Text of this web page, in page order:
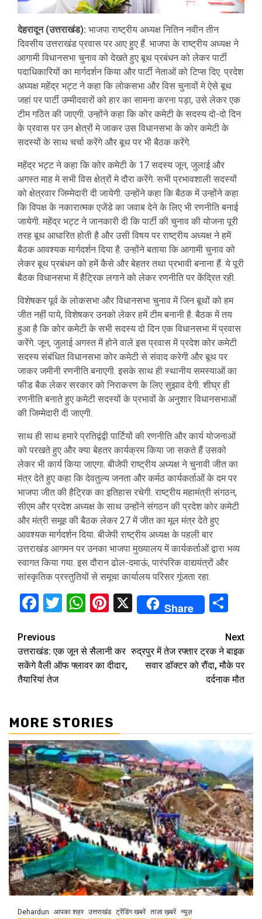
​देहरादून (उत्तराखंड): भाजपा राष्ट्रीय अध्यक्ष नितिन नवीन तीन
दिवसीय उत्तराखंड प्रवास पर आए हुए हैं. भाजपा के राष्ट्रीय अध्यक्ष ने
आगामी विधानसभा चुनाव को देखते हुए बूथ प्रबंधन को लेकर पार्टी
पदाधिकारियों का मार्गदर्शन किया और पार्टी नेताओं को टिप्स दिए. प्रदेश
अध्यक्ष महेंद्र भट्ट ने कहा कि लोकसभा और विस चुनावों मे ऐसे बूथ
जहां पर पार्टी उम्मीदवारों को हार का सामना करना पड़ा, उसे लेकर एक
टीम गठित की जाएगी. उन्होंने कहा कि कोर कमेटी के सदस्य दो-दो दिन
के प्रवास पर उन क्षेत्रों मे जाकर उस विधानसभा के कोर कमेटी के
सदस्यों के साथ चर्चा करेंगे और बूथ पर भी बैठक करेंगे.
महेंद्र भट्ट ने कहा कि कोर कमेटी के 17 सदस्य जून, जुलाई और
अगस्त माह मे सभी विस क्षेत्रों मे दौरा करेंगे. सभी प्रभावशाली सदस्यों
को क्षेत्रवार जिम्मेदारी दी जायेगी. उन्होंने कहा कि बैठक में उन्होंने कहा
कि विपक्ष के नकारात्मक एजेंडे का जवाब देने के लिए भी रणनीति बनाई
जायेगी. महेंद्र भट्ट ने जानकारी दी कि पार्टी की चुनाव की योजना पूरी
तरह बूथ आधारित होती है और उसी विषय पर राष्ट्रीय अध्यक्ष ने हमें
बैठक आवश्यक मार्गदर्शन दिया है. उन्होंने बताया कि आगामी चुनाव को
लेकर बूथ प्रबंधन को हमें कैसे और बेहतर तथा प्रभावी बनाना हैं. ये पूरी
बैठक विधानसभा में हैट्रिक लगाने को लेकर रणनीति पर केंद्रित रही.
विशेषकर पूर्व के लोकसभा और विधानसभा चुनाव में जिन बूथों को हम
जीत नहीं पाये, विशेषकर उनको लेकर हमें टीम बनानी है. बैठक में तय
हुआ है कि कोर कमेटी के सभी सदस्य दो दिन एक विधानसभा में प्रवास
करेंगे. जून, जुलाई अगस्त में होने वाले इस प्रवास में प्रदेश कोर कमेटी
सदस्य संबंधित विधानसभा कोर कमेटी से संवाद करेगी और बूथ पर
जाकर जमीनी रणनीति बनाएगी. इसके साथ ही स्थानीय समस्याओं का
फीड बैक लेकर सरकार को निराकरण के लिए सुझाव देगी. शीघ्र ही
रणनीति बनाते हुए कमेटी सदस्यों के प्रभावों के अनुशार विधानसभाओं
की जिम्मेदारी दी जाएगी.
साथ ही साथ हमारे प्रतिद्वंद्वी पार्टियों की रणनीति और कार्य योजनाओं
को परखते हुए और क्या बेहतर कार्यक्रम किया जा सकते हैं उसको
लेकर भी कार्य किया जाएगा. बीजेपी राष्ट्रीय अध्यक्ष ने चुनावी जीत का
मंत्र देते हुए कहा कि देवतुल्य जनता और कर्मठ कार्यकर्ताओं के दम पर
भाजपा जीत की हैट्रिक का इतिहास रचेगी. राष्ट्रीय महामंत्री संगठन,
सीएम और प्रदेश अध्यक्ष के साथ उन्होंने संगठन की प्रदेश कोर कमेटी
और मंत्री समूह की बैठक लेकर 27 में जीत का मूल मंत्र देते हुए
आवश्यक मार्गदर्शन दिया. बीजेपी राष्ट्रीय अध्यक्ष के पहली बार
उत्तराखंड आगमन पर उनका भाजपा मुख्यालय में कार्यकर्ताओं द्वारा भव्य
स्वागत किया गया. इस दौरान ढोल-दमाऊं, पारंपरिक वाद्ययंत्रों और
सांस्कृतिक प्रस्तुतियों से समूचा कार्यालय परिसर गूंजता रहा.
Facebook
Twitter
WhatsApp
Pinterest
X Share
Continue
Reading
Previous
उत्तराखंड: एक जून से सैलानी कर
सकेंगे वैली ऑफ फ्लावर का दीदार,
तैयारियां तेज
Next
रुद्रपुर में तेज रफ्तार ट्रक ने बाइक
सवार डॉक्टर को रौंदा, मौके पर
दर्दनाक मौत
MORE STORIES
Dehardun आपका शहर उत्तराखंड ट्रेंडिंग खबरें ताज़ा ख़बरें न्यूज़